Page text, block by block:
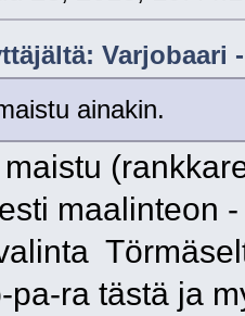
Varjobaari
ainakin.
maalinteon -
pa-ra tästä ja